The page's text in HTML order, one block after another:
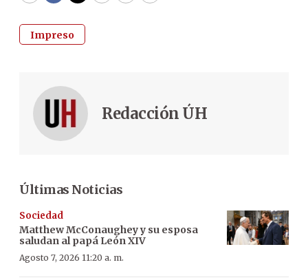
Impreso
Redacción ÚH
Últimas Noticias
Sociedad
Matthew McConaughey y su esposa
saludan al papá León XIV
Agosto 7, 2026 11:20 a. m.